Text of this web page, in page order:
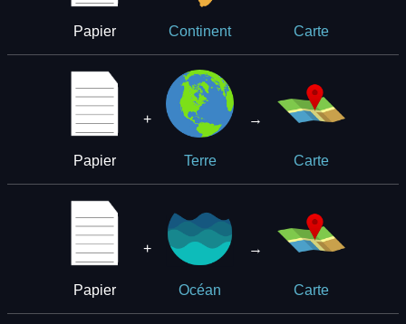
Papier Continent Carte
Papier
+
Terre
→
Carte
Papier
+
Océan
→
Carte